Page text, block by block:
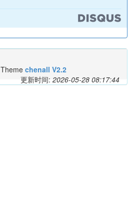
Theme chenall V2.2
更新时间: 2026-05-28 08:17:44